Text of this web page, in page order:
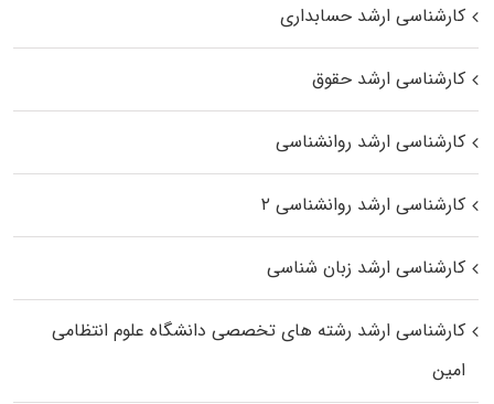
کارشناسی ارشد حسابداری
کارشناسی ارشد حقوق
کارشناسی ارشد روانشناسی
کارشناسی ارشد روانشناسی ۲
کارشناسی ارشد زبان شناسی
کارشناسی ارشد رﺷﺘﻪ ﻫﺎی تخصصی داﻧﺸﮕﺎه ﻋﻠﻮم انتظامی
اﻣﻴﻦ